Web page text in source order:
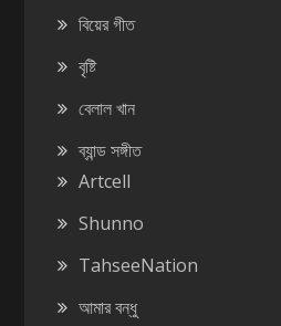
বিয়ের গীত
বৃষ্টি
বেলাল খান
ব্যান্ড সঙ্গীত
Artcell
Shunno
TahseeNation
আমার বন্ধু